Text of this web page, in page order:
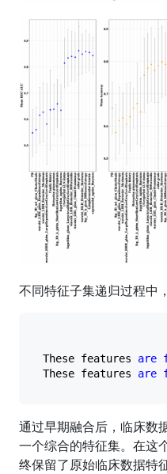
不同特征子集递归过程中
These features are
These features are
通过早期融合后，临床数
一个综合的特征集。在这
终保留了原始临床数据特